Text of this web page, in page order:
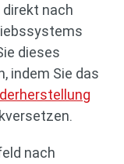
direkt nach
dieses
indem Sie das
nach